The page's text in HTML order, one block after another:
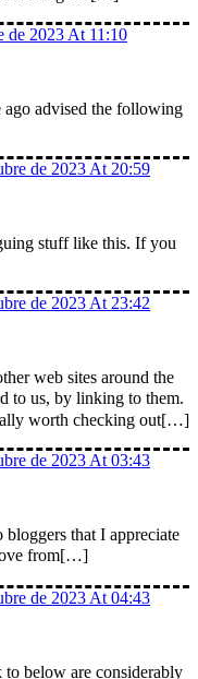
de 2023 At 11:10
advised the following
de 2023 At 20:59
stuff like this. If you
de 2023 At 23:42
web sites around the
to us, by linking to them.
worth checking out[…]
de 2023 At 03:43
that I appreciate
from[…]
de 2023 At 04:43
below are considerably